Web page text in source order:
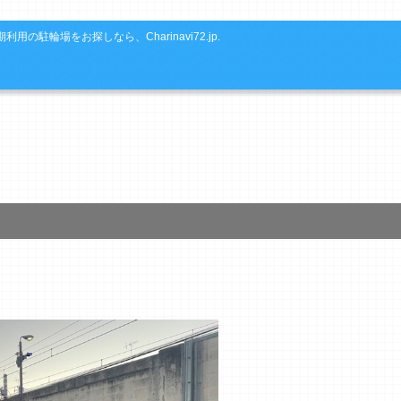
利用の駐輪場をお探しなら、Charinavi72.jp.